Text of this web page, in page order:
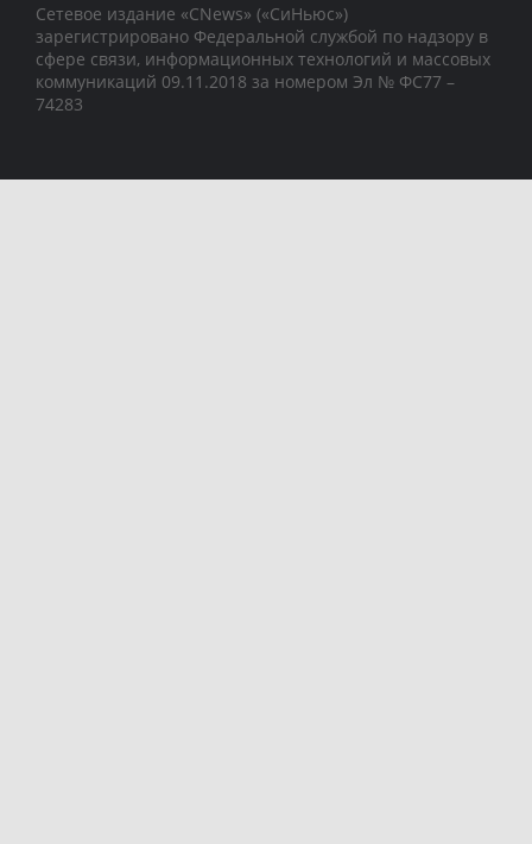
Сетевое издание «CNews» («СиНьюс»)
зарегистрировано Федеральной службой по надзору в
сфере связи, информационных технологий и массовых
коммуникаций 09.11.2018 за номером Эл № ФС77 –
74283